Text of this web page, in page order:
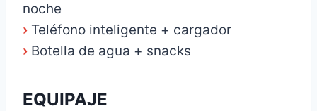
noche
› Teléfono inteligente + cargador
› Botella de agua + snacks
EQUIPAJE